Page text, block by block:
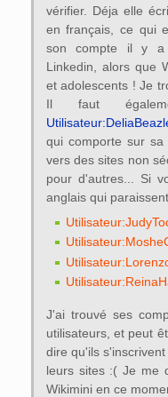
vérifier. Déja elle
en français, ce qui
son compte il y a
Linkedin, alors que
et adolescents ! Je
Il faut
qui comporte sur
vers des sites non
pour d'autres... Si
anglais qui
J'ai trouvé ses
utilisateurs, et peut
dire qu'ils
leurs sites :( Je me
Wikimini en ce